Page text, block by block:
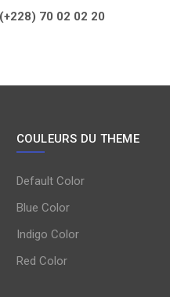
70 02 02 20
COULEURS DU THEME
Default Color
Blue Color
Indigo Color
Red Color